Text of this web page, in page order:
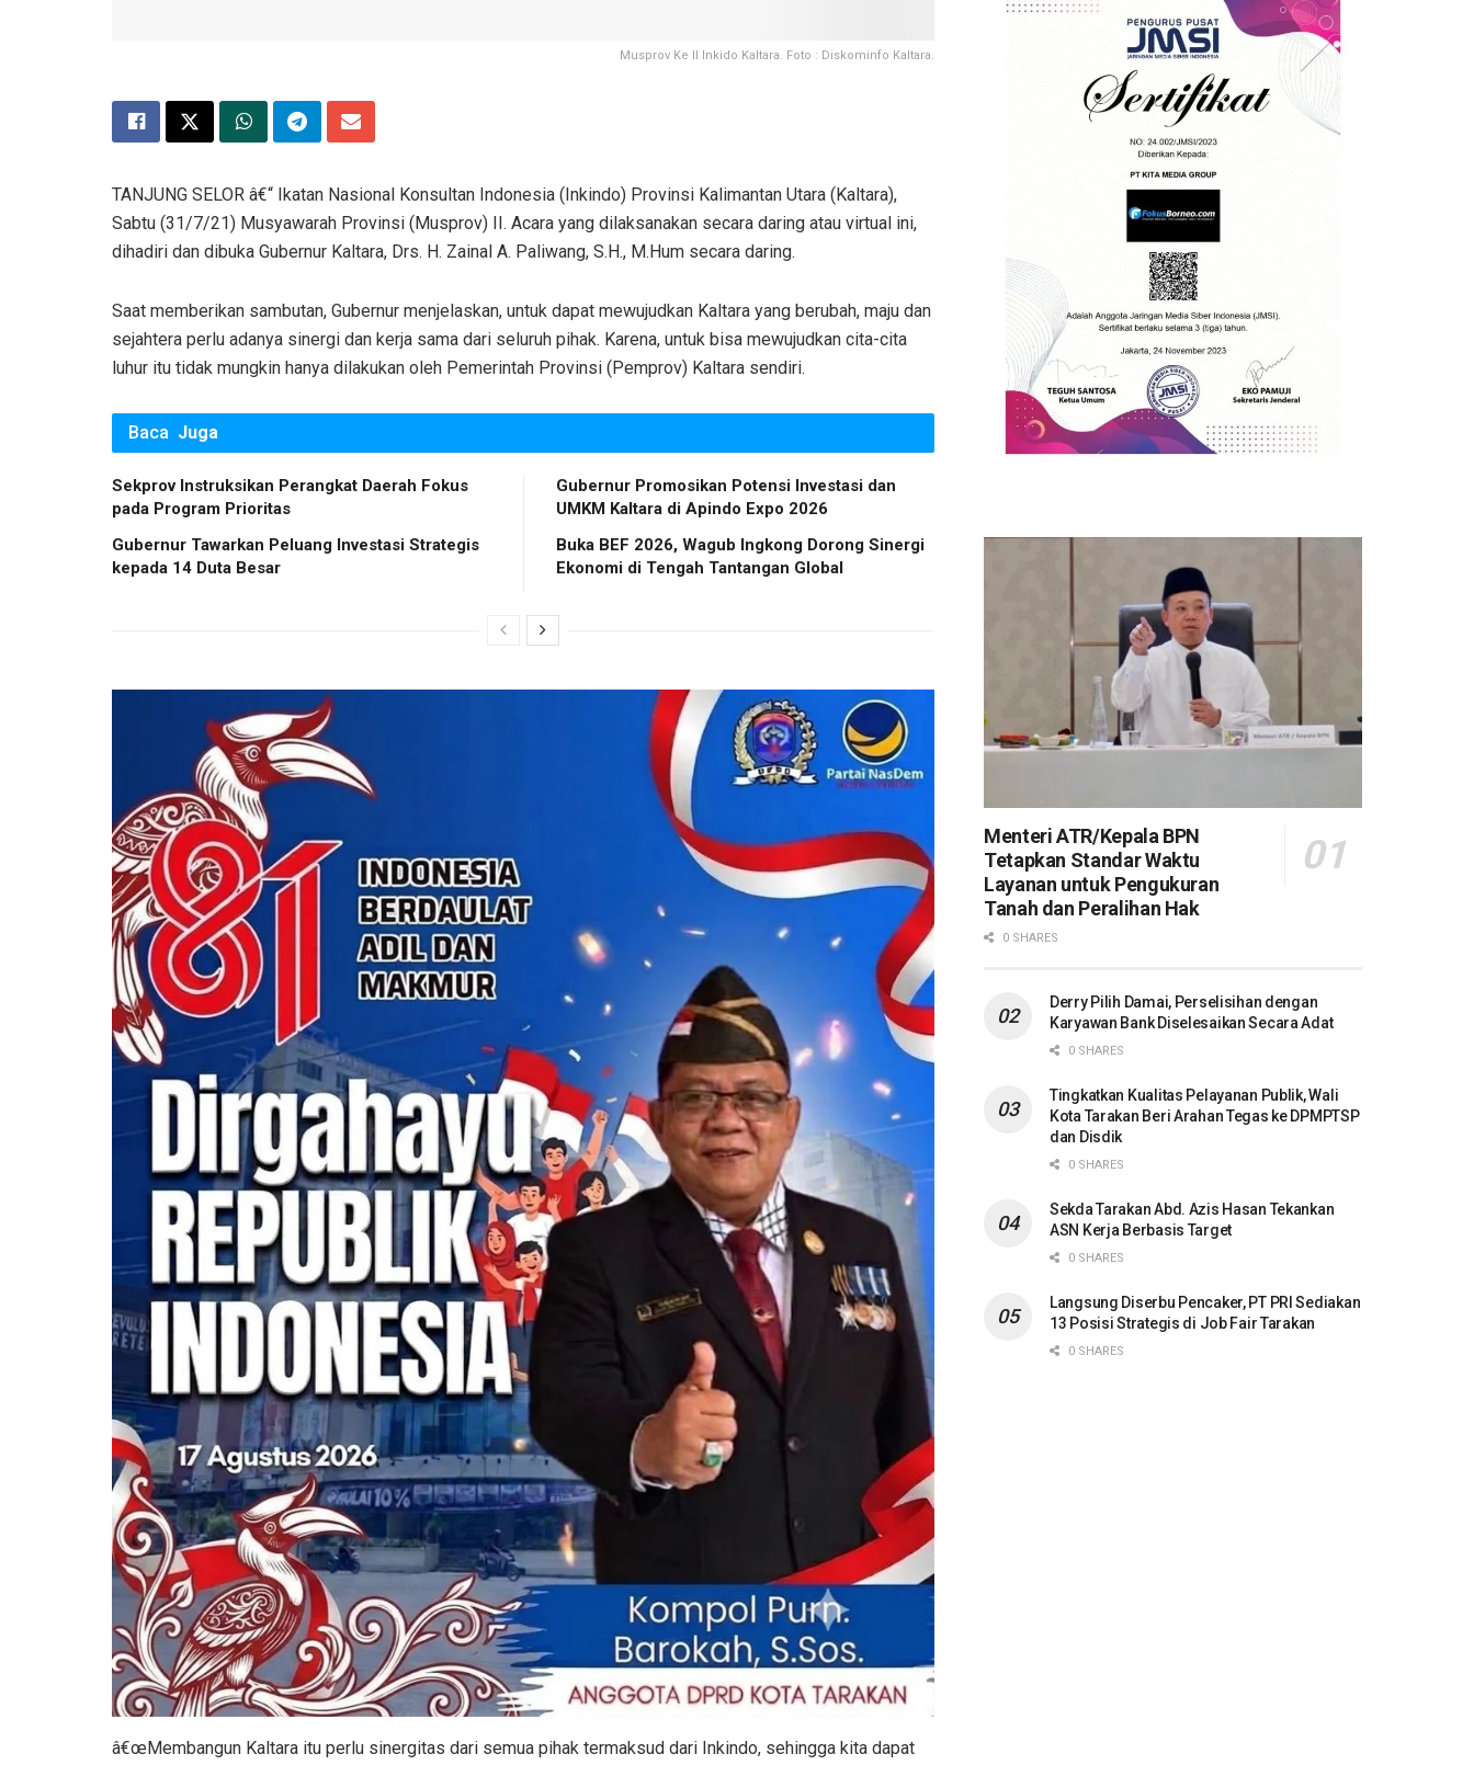
Musprov Ke II Inkido Kaltara. Foto : Diskominfo Kaltara.
TANJUNG SELOR â€“ Ikatan Nasional Konsultan Indonesia (Inkindo) Provinsi Kalimantan Utara (Kaltara),
Sabtu (31/7/21) Musyawarah Provinsi (Musprov) II. Acara yang dilaksanakan secara daring atau virtual ini,
dihadiri dan dibuka Gubernur Kaltara, Drs. H. Zainal A. Paliwang, S.H., M.Hum secara daring.
Saat memberikan sambutan, Gubernur menjelaskan, untuk dapat mewujudkan Kaltara yang berubah, maju dan
sejahtera perlu adanya sinergi dan kerja sama dari seluruh pihak. Karena, untuk bisa mewujudkan cita-cita
luhur itu tidak mungkin hanya dilakukan oleh Pemerintah Provinsi (Pemprov) Kaltara sendiri.
Baca Juga
Sekprov Instruksikan Perangkat Daerah Fokus
pada Program Prioritas
Gubernur Tawarkan Peluang Investasi Strategis
kepada 14 Duta Besar
Gubernur Promosikan Potensi Investasi dan
UMKM Kaltara di Apindo Expo 2026
Buka BEF 2026, Wagub Ingkong Dorong Sinergi
Ekonomi di Tengah Tantangan Global
â€œMembangun Kaltara itu perlu sinergitas dari semua pihak termaksud dari Inkindo, sehingga kita dapat
Menteri ATR/Kepala BPN
Tetapkan Standar Waktu
Layanan untuk Pengukuran
Tanah dan Peralihan Hak
0 SHARES
Derry Pilih Damai, Perselisihan dengan
Karyawan Bank Diselesaikan Secara Adat
0 SHARES
Tingkatkan Kualitas Pelayanan Publik, Wali
Kota Tarakan Beri Arahan Tegas ke DPMPTSP
dan Disdik
0 SHARES
Sekda Tarakan Abd. Azis Hasan Tekankan
ASN Kerja Berbasis Target
0 SHARES
Langsung Diserbu Pencaker, PT PRI Sediakan
13 Posisi Strategis di Job Fair Tarakan
0 SHARES